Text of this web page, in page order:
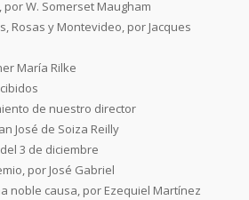
por W. Somerset Maugham
Rosas y Montevideo, por Jacques
María Rilke
de nuestro director
José de Soiza Reilly
3 de diciembre
por José Gabriel
noble causa, por Ezequiel Martínez